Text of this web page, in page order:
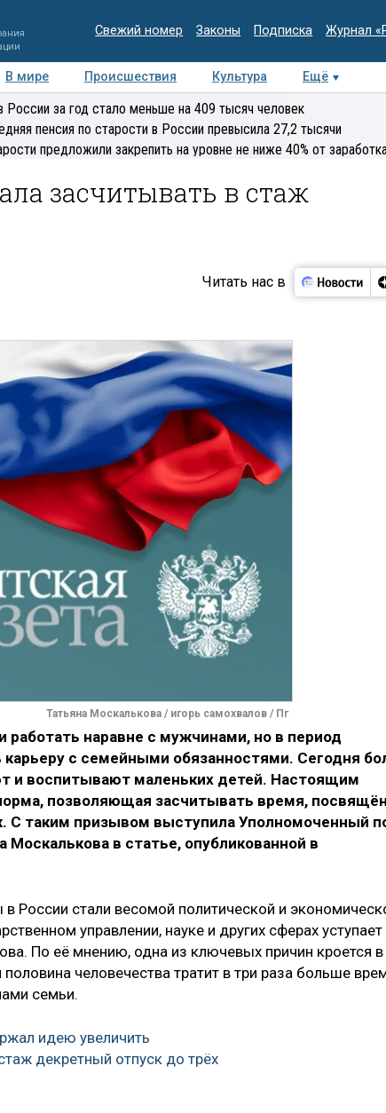
Свежий номер Законы Подписка Журнал
В мире Происшествия Культура Ещё
Медиацентр Интервью Колумнисты
России за год стало меньше на 409 тысяч человек
пенсия по старости в России превысила 27,2 тысячи
предложили закрепить на уровне не ниже 40% от
засчитывать в стаж
Читать нас в
Татьяна Москалькова / игорь самохвалов / Пг
наравне с мужчинами, но в период
с семейными обязанностями. Сегодня
и воспитывают маленьких детей. Настоящим
позволяющая засчитывать время,
С таким призывом выступила Уполномоченный
Москалькова в статье, опубликованной в
России стали весомой политической и
управлении, науке и других сферах уступает
По её мнению, одна из ключевых причин кроется в
человечества тратит в три раза больше
семьи.
идею увеличить
декретный отпуск до трёх